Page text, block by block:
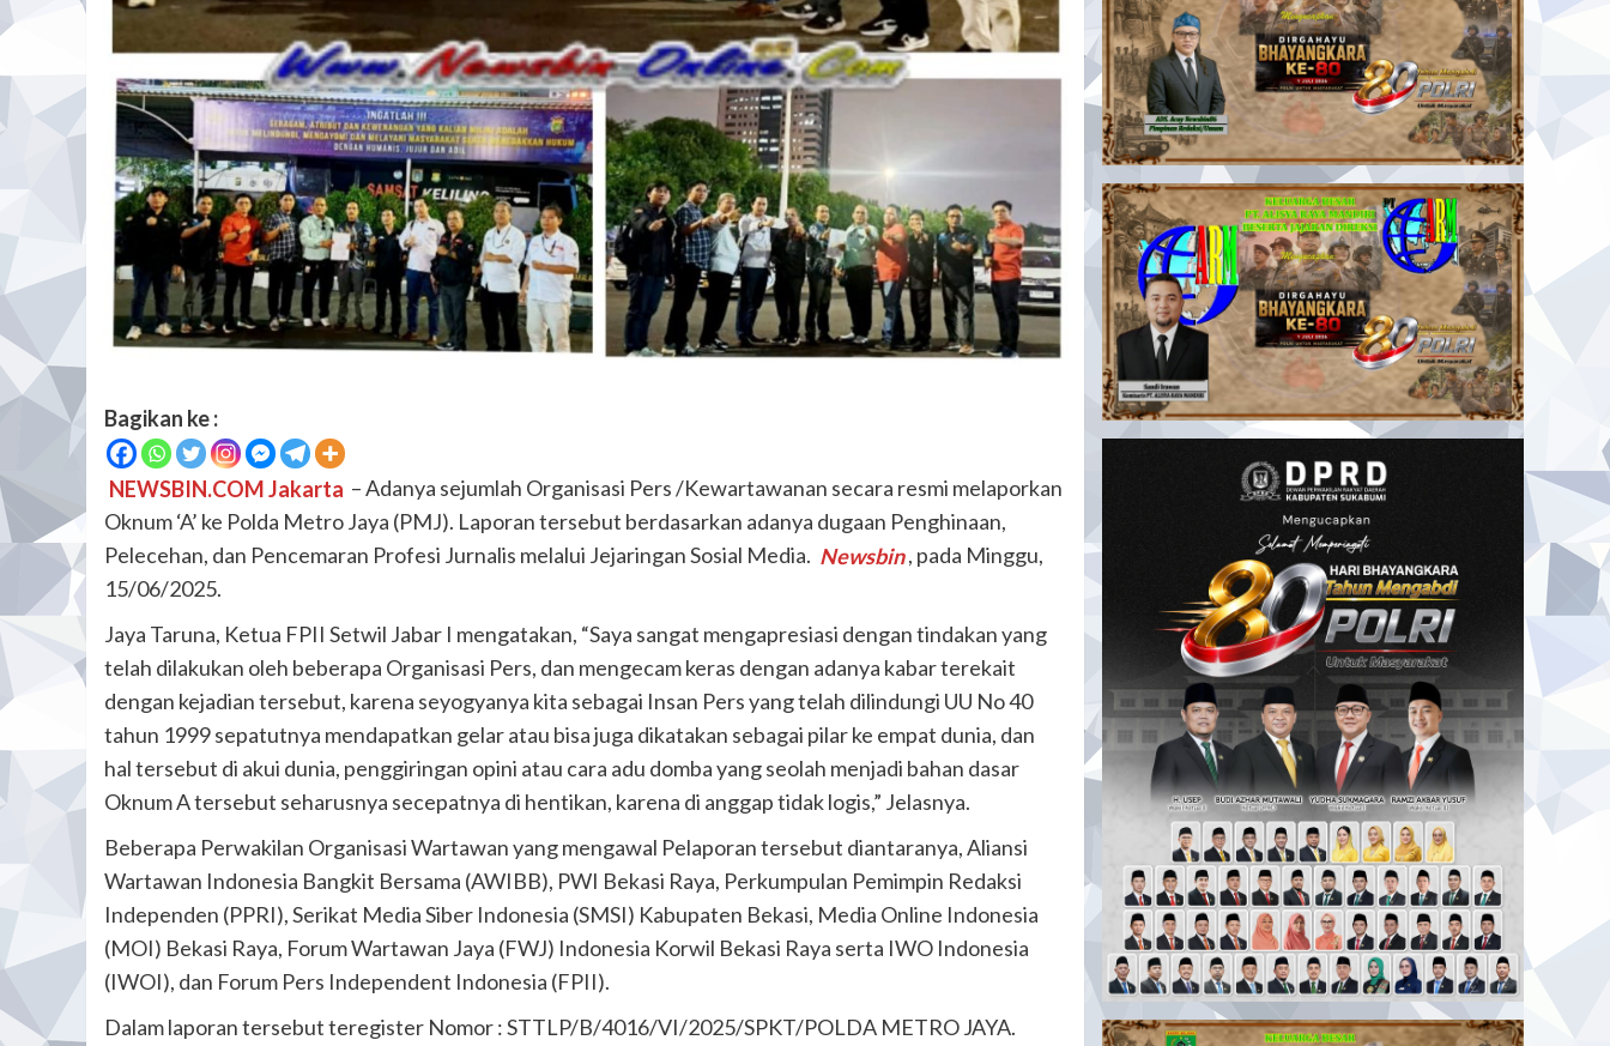
Bagikan ke :
NEWSBIN.COM Jakarta – Adanya sejumlah Organisasi Pers /Kewartawanan secara resmi melaporkan
Oknum ‘A’ ke Polda Metro Jaya (PMJ). Laporan tersebut berdasarkan adanya dugaan Penghinaan,
Pelecehan, dan Pencemaran Profesi Jurnalis melalui Jejaringan Sosial Media. Newsbin , pada Minggu,
15/06/2025.
Jaya Taruna, Ketua FPII Setwil Jabar I mengatakan, “Saya sangat mengapresiasi dengan tindakan yang
telah dilakukan oleh beberapa Organisasi Pers, dan mengecam keras dengan adanya kabar terekait
dengan kejadian tersebut, karena seyogyanya kita sebagai Insan Pers yang telah dilindungi UU No 40
tahun 1999 sepatutnya mendapatkan gelar atau bisa juga dikatakan sebagai pilar ke empat dunia, dan
hal tersebut di akui dunia, penggiringan opini atau cara adu domba yang seolah menjadi bahan dasar
Oknum A tersebut seharusnya secepatnya di hentikan, karena di anggap tidak logis,” Jelasnya.
Beberapa Perwakilan Organisasi Wartawan yang mengawal Pelaporan tersebut diantaranya, Aliansi
Wartawan Indonesia Bangkit Bersama (AWIBB), PWI Bekasi Raya, Perkumpulan Pemimpin Redaksi
Independen (PPRI), Serikat Media Siber Indonesia (SMSI) Kabupaten Bekasi, Media Online Indonesia
(MOI) Bekasi Raya, Forum Wartawan Jaya (FWJ) Indonesia Korwil Bekasi Raya serta IWO Indonesia
(IWOI), dan Forum Pers Independent Indonesia (FPII).
Dalam laporan tersebut teregister Nomor : STTLP/B/4016/VI/2025/SPKT/POLDA METRO JAYA.